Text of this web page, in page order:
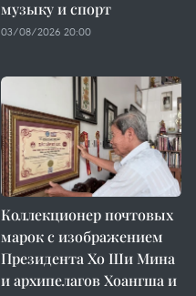
музыку и спорт
03/08/2026 20:00
Коллекционер почтовых
марок с изображением
Президента Хо Ши Мина
и архипелагов Хоангша и